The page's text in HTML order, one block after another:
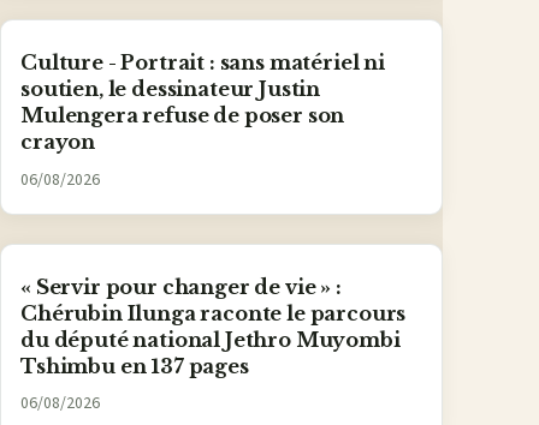
Culture - Portrait : sans matériel ni
soutien, le dessinateur Justin
Mulengera refuse de poser son
crayon
06/08/2026
« Servir pour changer de vie » :
Chérubin Ilunga raconte le parcours
du député national Jethro Muyombi
Tshimbu en 137 pages
06/08/2026